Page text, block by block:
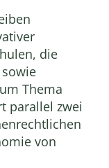
die
Thema
parallel zwei
von